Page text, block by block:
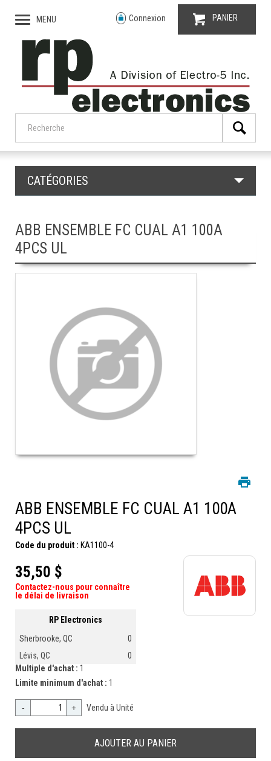
MENU Connexion PANIER
CATÉGORIES
ABB ENSEMBLE FC CUAL A1 100A
4PCS UL
ABB ENSEMBLE FC CUAL A1 100A
4PCS UL
Code du produit : KA1100-4
35,50 $
Contactez-nous pour connaître
le délai de livraison
RP Electronics
Sherbrooke, QC
0
Lévis, QC
0
Multiple d'achat : 1
Limite minimum d'achat : 1
- + Vendu à Unité